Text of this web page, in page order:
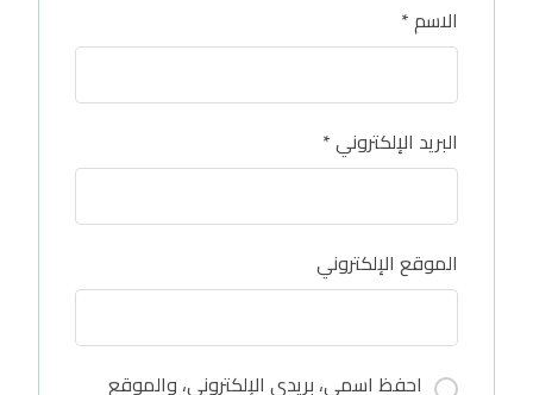
الاسم*
البريد الإلكتروني*
الموقع الإلكتروني
احفظ اسمي، بريدي الإلكتروني، والموقع